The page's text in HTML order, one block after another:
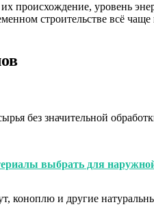
уровень
строительстве всё
без значительной
выбрать для
коноплю и другие